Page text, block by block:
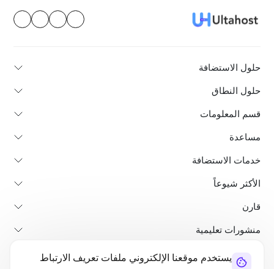
يستخدم موقعنا الإلكتروني ملفات تعريف الارتباط
حلول الاستضافة
حلول النطاق
قسم المعلومات
مساعدة
خدمات الاستضافة
الأكثر شيوعاً
قارن
منشورات تعليمية